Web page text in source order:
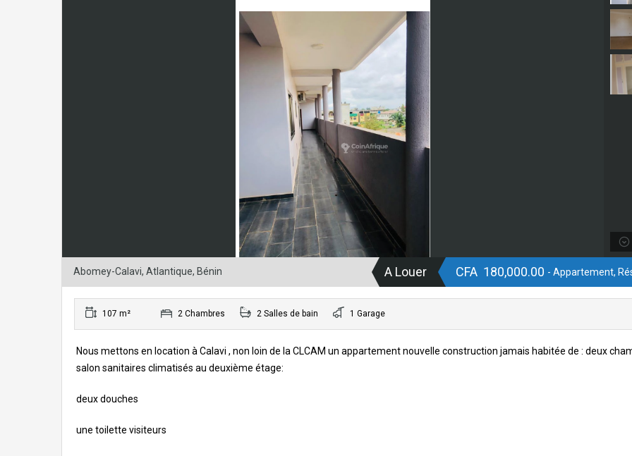
Abomey-Calavi, Atlantique, Bénin A Louer CFA 180,000.00 - Appartement,
107 m² 2 Chambres 2 Salles de bain 1 Garage
Nous mettons en location à Calavi , non loin de la CLCAM un appartement nouvelle construction jamais habitée de : deux
salon sanitaires climatisés au deuxième étage:
deux douches
une toilette visiteurs